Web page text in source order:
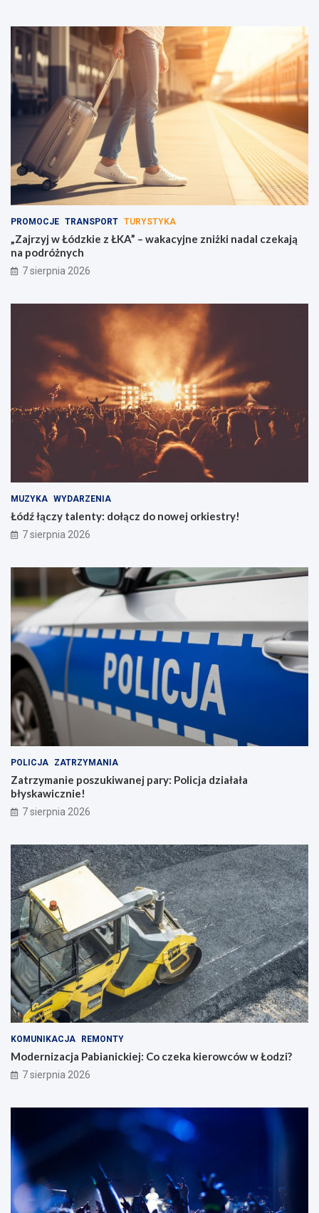
PROMOCJE TRANSPORT TURYSTYKA
„Zajrzyj w Łódzkie z ŁKA” – wakacyjne zniżki nadal czekają
na podróżnych
7 sierpnia 2026
MUZYKA WYDARZENIA
Łódź łączy talenty: dołącz do nowej orkiestry!
7 sierpnia 2026
POLICJA ZATRZYMANIA
Zatrzymanie poszukiwanej pary: Policja działała
błyskawicznie!
7 sierpnia 2026
KOMUNIKACJA REMONTY
Modernizacja Pabianickiej: Co czeka kierowców w Łodzi?
7 sierpnia 2026